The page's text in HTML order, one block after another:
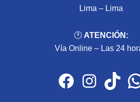
Lima – Lima
🕐 ATENCIÓN:
Vía Online – Las 24
Facebook Instagram TikTok WhatsApp